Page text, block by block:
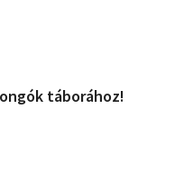
táborához!